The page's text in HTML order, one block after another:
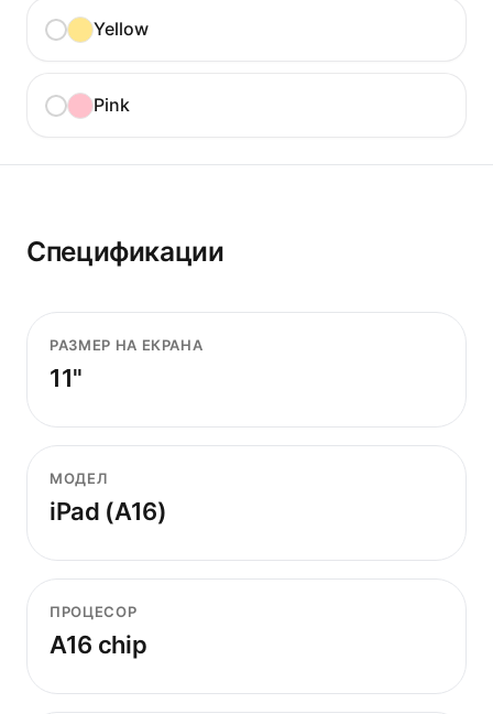
Yellow
Pink
Спецификации
РАЗМЕР НА ЕКРАНА
11"
МОДЕЛ
iPad (A16)
ПРОЦЕСОР
A16 chip